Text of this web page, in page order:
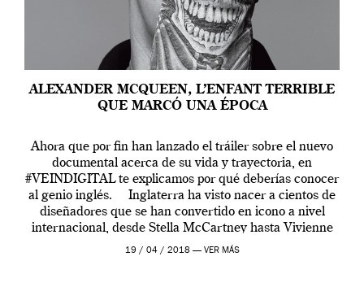
ALEXANDER MCQUEEN, L’ENFANT TERRIBLE
QUE MARCÓ UNA ÉPOCA
Ahora que por fin han lanzado el tráiler sobre el nuevo
documental acerca de su vida y trayectoria, en
#VEINDIGITAL te explicamos por qué deberías conocer
al genio inglés. Inglaterra ha visto nacer a cientos de
diseñadores que se han convertido en icono a nivel
internacional, desde Stella McCartney hasta Vivienne
Westwood pasando […]
19 / 04 / 2018 — VER MÁS